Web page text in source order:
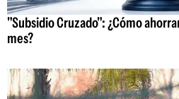
"Subsidio Cruzado": ¿Cómo
mes?